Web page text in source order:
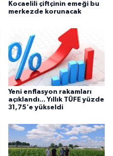
Kocaelili çiftçinin emeği bu
merkezde korunacak
Yeni enflasyon rakamları
açıklandı... Yıllık TÜFE yüzde
31,75'e yükseldi